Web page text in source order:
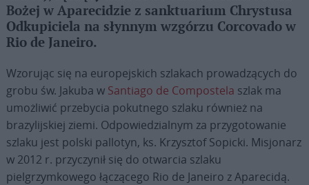
Bożej w Aparecidzie z sanktuarium Chrystusa
Odkupiciela na słynnym wzgórzu Corcovado w
Rio de Janeiro.
Wzorując się na europejskich szlakach prowadzących do
grobu św. Jakuba w Santiago de Compostela szlak ma
umożliwić przebycia pokutnego szlaku również na
brazylijskiej ziemi. Odpowiedzialnym za przygotowanie
szlaku jest polski pallotyn, ks. Krzysztof Sopicki. Misjonarz
w 2012 r. przyczynił się do otwarcia szlaku
pielgrzymkowego łączącego Rio de Janeiro z Aparecidą.